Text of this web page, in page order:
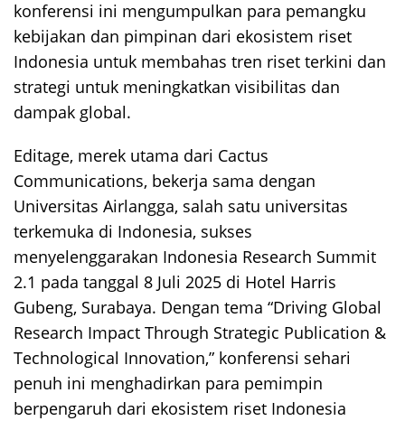
konferensi ini mengumpulkan para pemangku
kebijakan dan pimpinan dari ekosistem riset
Indonesia untuk membahas tren riset terkini dan
strategi untuk meningkatkan visibilitas dan
dampak global.
Editage, merek utama dari Cactus
Communications, bekerja sama dengan
Universitas Airlangga, salah satu universitas
terkemuka di Indonesia, sukses
menyelenggarakan Indonesia Research Summit
2.1 pada tanggal 8 Juli 2025 di Hotel Harris
Gubeng, Surabaya. Dengan tema “Driving Global
Research Impact Through Strategic Publication &
Technological Innovation,” konferensi sehari
penuh ini menghadirkan para pemimpin
berpengaruh dari ekosistem riset Indonesia